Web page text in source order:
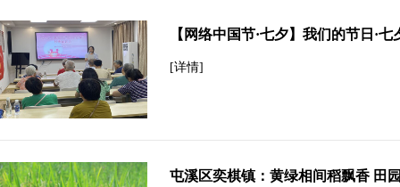
【网络中国节·七夕】我们的节日·
[详情]
屯溪区奕棋镇：黄绿相间稻飘香 田